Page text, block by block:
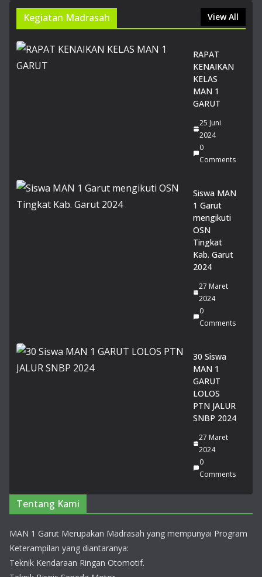
si
Jaw
at
Co
nts
Sayembara Duta Baca Kabupaten
Garut 2026, Harumkan MAN 1
Kegiatan Madrasah View All
RAPAT
KENAIKAN
KELAS
MAN 1
GARUT
25 Juni
2024
0
Comments
Siswa MAN
1 Garut
mengikuti
OSN
Tingkat
Kab. Garut
2024
27 Maret
2024
0
Comments
30 Siswa
MAN 1
GARUT
LOLOS
PTN JALUR
SNBP 2024
27 Maret
2024
0
Comments
Tentang Kami
MAN 1 Garut Merupakan Madrasah yang mempunyai Program
Keterampilan yang diantaranya:
Teknik Kendaraan Ringan Otomotif.